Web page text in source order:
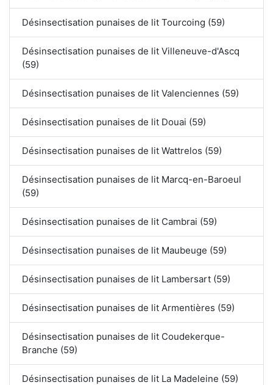
Désinsectisation punaises de lit Tourcoing (59)
Désinsectisation punaises de lit Villeneuve-d'Ascq
(59)
Désinsectisation punaises de lit Valenciennes (59)
Désinsectisation punaises de lit Douai (59)
Désinsectisation punaises de lit Wattrelos (59)
Désinsectisation punaises de lit Marcq-en-Baroeul
(59)
Désinsectisation punaises de lit Cambrai (59)
Désinsectisation punaises de lit Maubeuge (59)
Désinsectisation punaises de lit Lambersart (59)
Désinsectisation punaises de lit Armentières (59)
Désinsectisation punaises de lit Coudekerque-
Branche (59)
Désinsectisation punaises de lit La Madeleine (59)